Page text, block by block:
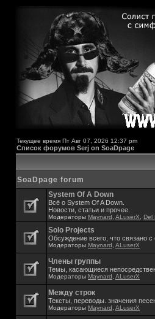
Текущее время Пт Авг 07, 2026 12:37 pm
Список форумов Serj on SoaDpage
SoaDpage forum
System Of A Down
Всё о System Of A Down.
Новости, статьи и прочее.
Модераторы Maynard ALuserX Del
Solo Projects
Обсуждение всего, что связано
Модераторы Maynard ALuserX
Члены группы
Темы, касающиеся
Модераторы Maynard ALuserX
Между строк
Тексты, переводы. значения
Модераторы Maynard ALuserX